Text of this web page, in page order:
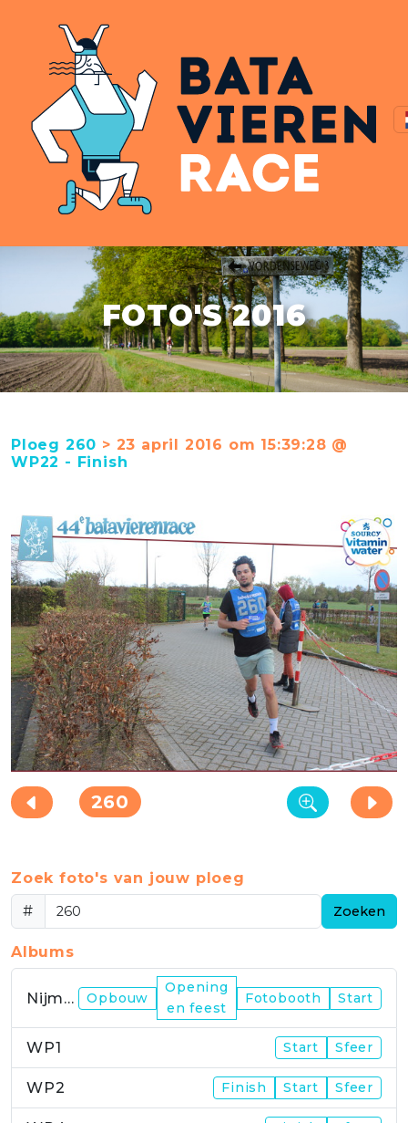
FOTO'S 2016
Ploeg 260 > 23 april 2016 om 15:39:28 @
WP22 - Finish
260
Zoek foto's van jouw ploeg
#
Zoeken
Albums
Nijmegen Opbouw
Opening
en feest
Fotobooth Start
WP1 Start Sfeer
WP2 Finish Start Sfeer